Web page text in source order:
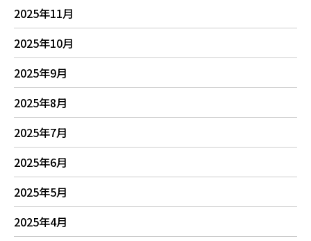
2025年11月
2025年10月
2025年9月
2025年8月
2025年7月
2025年6月
2025年5月
2025年4月